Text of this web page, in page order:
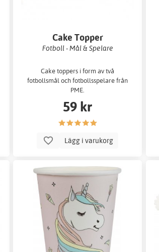
Cake Topper
Fotboll - Mål & Spelare
Cake toppers i form av två
fotbollsmål och fotbollsspelare från
PME.
59 kr
Lägg i varukorg